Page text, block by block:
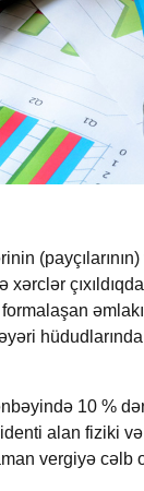
10 %
alan fiziki
vergiyə cəlb